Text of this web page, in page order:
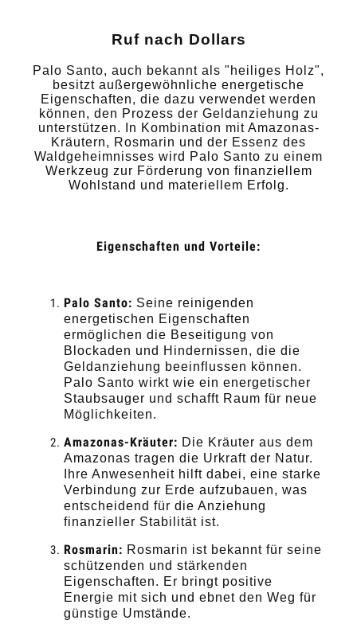
Ruf nach Dollars
Palo Santo, auch bekannt als "heiliges Holz",
besitzt außergewöhnliche energetische
Eigenschaften, die dazu verwendet werden
können, den Prozess der Geldanziehung zu
unterstützen. In Kombination mit Amazonas-
Kräutern, Rosmarin und der Essenz des
Waldgeheimnisses wird Palo Santo zu einem
Werkzeug zur Förderung von finanziellem
Wohlstand und materiellem Erfolg.
Eigenschaften und Vorteile:
Palo Santo: Seine reinigenden
energetischen Eigenschaften
ermöglichen die Beseitigung von
Blockaden und Hindernissen, die die
Geldanziehung beeinflussen können.
Palo Santo wirkt wie ein energetischer
Staubsauger und schafft Raum für neue
Möglichkeiten.
Amazonas-Kräuter: Die Kräuter aus dem
Amazonas tragen die Urkraft der Natur.
Ihre Anwesenheit hilft dabei, eine starke
Verbindung zur Erde aufzubauen, was
entscheidend für die Anziehung
finanzieller Stabilität ist.
Rosmarin: Rosmarin ist bekannt für seine
schützenden und stärkenden
Eigenschaften. Er bringt positive
Energie mit sich und ebnet den Weg für
günstige Umstände.